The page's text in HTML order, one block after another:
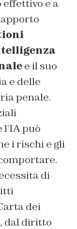
effettivo e a
e il suo
e delle
penale.
può
i rischi e gli
di
dei
dal diritto